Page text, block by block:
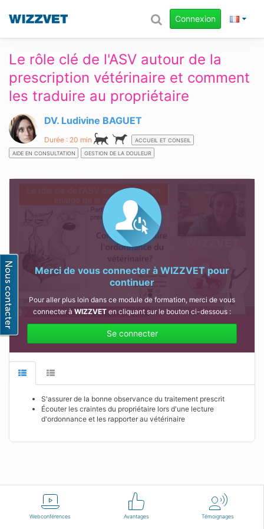
Webconférences Avantages Témoignages
Connexion
Le rôle clé de l'ASV autour de la
prescription vétérinaire et comment
les traduire au propriétaire
DV. Ludivine BAGUET
Durée : 20 min
ACCUEIL ET CONSEIL
AIDE EN CONSULTATION
GESTION DE LA DOULEUR
Merci de vous connecter à WIZZVET pour
continuer
Pour aller plus loin dans ce module de formation, merci de vous
connecter à WIZZVET en cliquant sur le bouton ci-dessous :
Se connecter
S'assurer de la bonne observance du traitement prescrit
Écouter les craintes du propriétaire lors d'une lecture
d'ordonnance et les rapporter au vétérinaire
Français Conditions d'utilisation Nous contacter